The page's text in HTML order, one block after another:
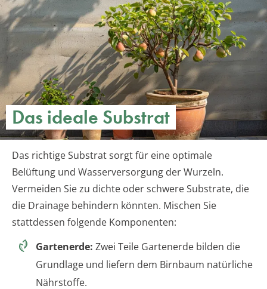
Das ideale Substrat
Das richtige Substrat sorgt für eine optimale
Belüftung und Wasserversorgung der Wurzeln.
Vermeiden Sie zu dichte oder schwere Substrate, die
die Drainage behindern könnten. Mischen Sie
stattdessen folgende Komponenten:
Gartenerde: Zwei Teile Gartenerde bilden die
Grundlage und liefern dem Birnbaum natürliche
Nährstoffe.